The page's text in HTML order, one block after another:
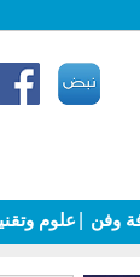
وفن علوم